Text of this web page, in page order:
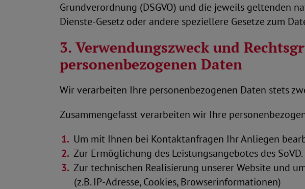
Grundverordnung (DSGVO) und die jeweils geltenden
Dienste-Gesetz oder andere speziellere Gesetze zum
3. Verwendungszweck und
personenbezogenen Daten
Wir verarbeiten Ihre personenbezogenen Daten stets
Zusammengefasst verarbeiten wir Ihre
Um mit Ihnen bei Kontaktanfragen Ihr Anliegen
Zur Ermöglichung des Leistungsangebotes des SoVD.
Zur technischen Realisierung unserer Website und
(z.B. IP-Adresse, Cookies, Browserinformationen)